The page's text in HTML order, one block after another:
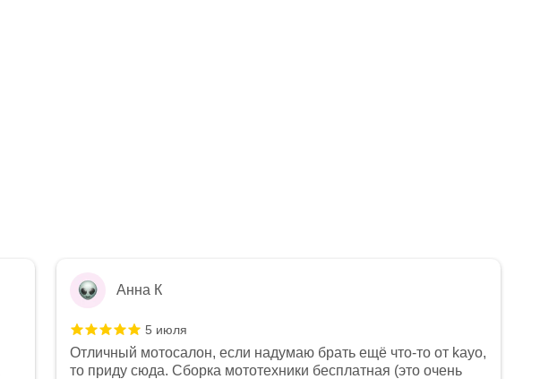
Анна К
5 июля
Отличный мотосалон, если надумаю брать ещё что-то от kayo,
то приду сюда. Сборка мототехники бесплатная (это очень